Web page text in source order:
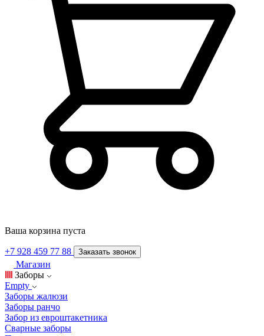
Ваша корзина пуста
+7 928 459 77 88 Заказать звонок
Магазин
Заборы
Empty
Заборы жалюзи
Заборы ранчо
Забор из евроштакетника
Сварные заборы